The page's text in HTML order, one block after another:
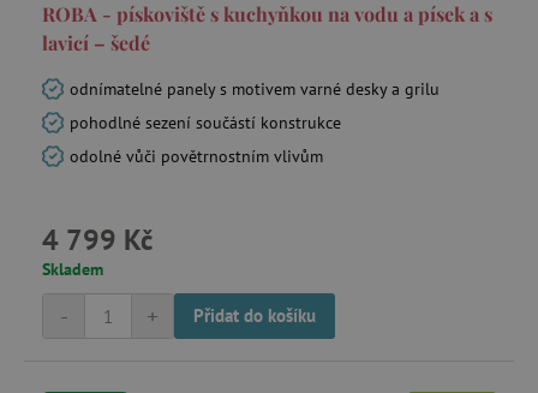
ROBA - pískoviště s kuchyňkou na vodu a písek a s
lavicí – šedé
odnímatelné panely s motivem varné desky a grilu
pohodlné sezení součástí konstrukce
odolné vůči povětrnostním vlivům
4 799 Kč
Skladem
+
- Přidat do košíku
Nezbytně nutné cookies
Analytické cookies
Funkční soubory
Nezbytně nutné soubory cookie umožňují
přihlášení uživatele a správa účtu. Webové
Název
__cf_bm